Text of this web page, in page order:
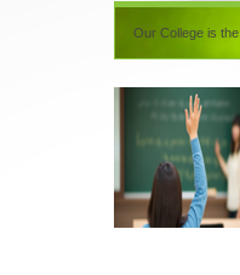
Our College is the